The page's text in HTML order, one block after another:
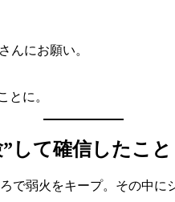
んにお願い。
とに。
して確信したこと
弱火をキープ。その中